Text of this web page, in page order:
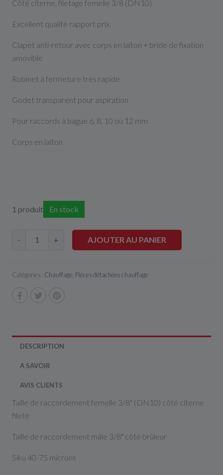
Côté citerne, filetage femelle 3/8 (DN10)
Excellent qualité rapport prix.
Clapet anti-retour avec corps en laiton + bride de fixation
amovible
Robinet à fermeture très rapide
Godet transparent pour aspiration
Pour raccords à bague 6, 8, 10 ou 12 mm
Corps en laiton
1 produit En stock
- + AJOUTER AU PANIER
Catégories : Chauffage Pièces détachées chauffage
DESCRIPTION
A SAVOIR
AVIS CLIENTS
Taille de raccordement femelle 3/8" (DN10) côté citerne
fileté
Taille de raccordement mâle 3/8" côté brûleur
Siku 40-75 microns